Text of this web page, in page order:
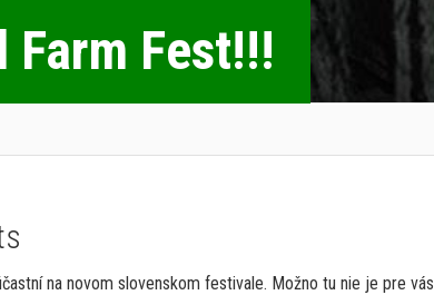
Fest!!!
na novom slovenskom festivale. Možno tu nie je pre vás